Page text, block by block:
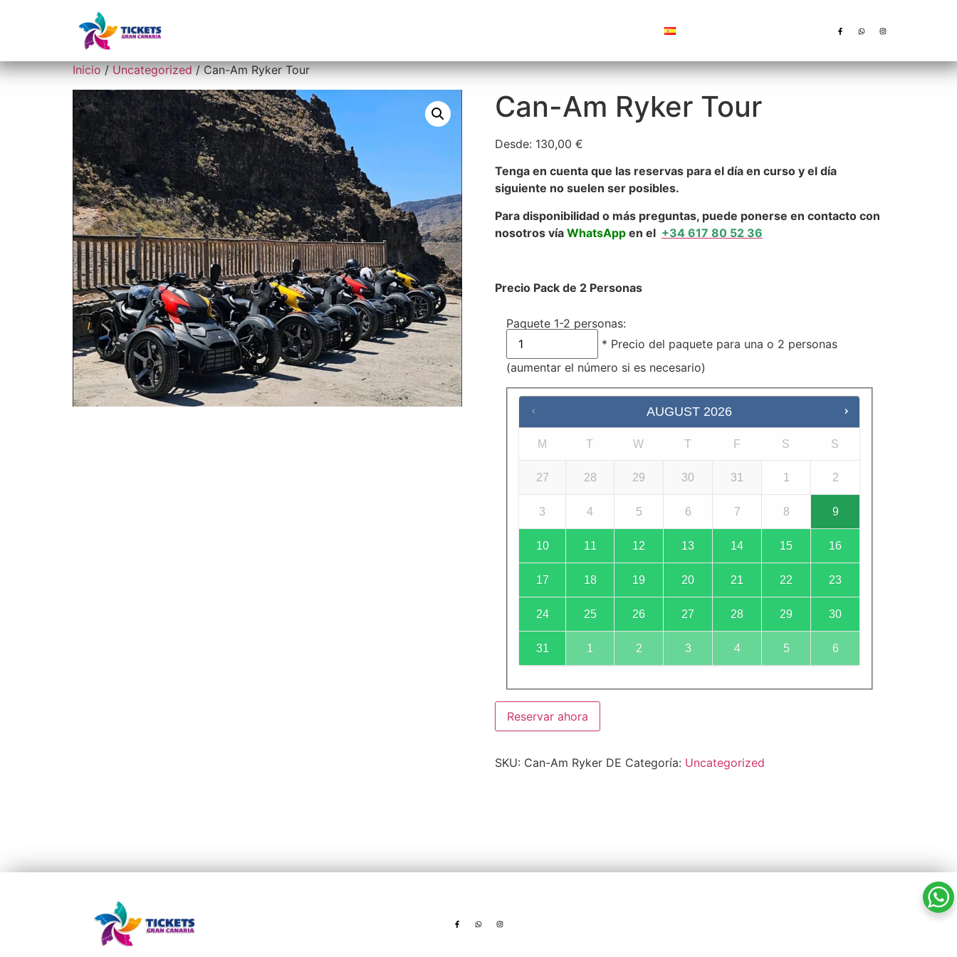
Inicio/Uncategorized/ Can-Am Ryker Tour
Can-Am Ryker Tour
Desde: 130,00 €
Tenga en cuenta que las reservas para el día en curso y el día
siguiente no suelen ser posibles.
Para disponibilidad o más preguntas, puede ponerse en contacto con
nosotros vía WhatsAppen el +34 617 80 52 36
Precio Pack de 2 Personas
Paquete 1-2 personas:
* Precio del paquete para una o 2 personas
(aumentar el número si es necesario)
AUGUST 2026
M T W T F S S
27 28 29 30 31 1 2
3 4 5 6 7 8 9
10 11 12 13 14 15 16
17 18 19 20 21 22 23
24 25 26 27 28 29 30
31 1 2 3 4 5 6
Reservar ahora
SKU: Can-Am Ryker DE Categoría: Uncategorized